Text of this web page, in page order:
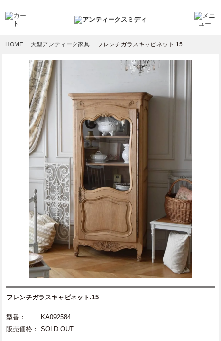
HOME 大型アンティーク家具 フレンチガラスキャビネット.15
フレンチガラスキャビネット.15
型番：
KA092584
販売価格：
SOLD OUT